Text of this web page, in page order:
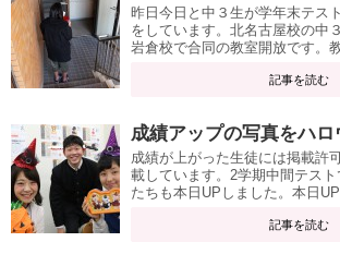
昨日今日と中３生が学年末テス
をしています。北名古屋校の中
岩倉校で合同の教室開放です。
記事を読む
成績アップの写真をハロ
成績が上がった生徒には掲載許
載しています。2学期中間テス
たちも本日UPしました。本日UP
記事を読む